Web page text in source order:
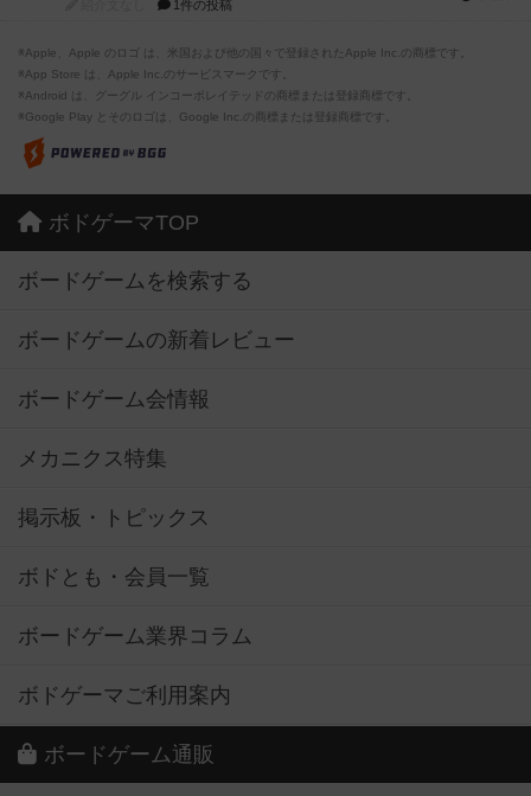
1件の投稿
※Apple、Apple のロゴ は、米国および他の国々で登録されたApple Inc.の商標です。
※App Store は、Apple Inc.のサービスマークです。
※Android は、グーグル インコーポレイテッドの商標または登録商標です。
※Google Play とそのロゴは、Google Inc.の商標または登録商標です。
ボドゲーマTOP
ボードゲームを検索する
ボードゲームの新着レビュー
ボードゲーム会情報
メカニクス特集
掲示板・トピックス
ボドとも・会員一覧
ボードゲーム業界コラム
ボドゲーマご利用案内
ボードゲーム通販